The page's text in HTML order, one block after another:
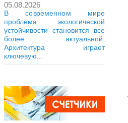
05.08.2026
В современном мире
проблема экологической
устойчивости становится все
более актуальной.
Архитектура играет
ключевую...